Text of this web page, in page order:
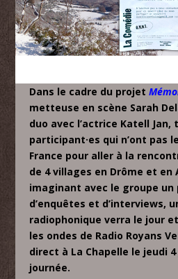
Dans le cadre du projet
metteuse en scène Sarah
duo avec l’actrice Katell Jan,
participant·es qui n’ont pas
France pour aller à la
de 4 villages en Drôme et en
imaginant avec le groupe un
d’enquêtes et d’interviews,
radiophonique verra le jour
les ondes de Radio Royans
direct à La Chapelle le jeudi
journée.